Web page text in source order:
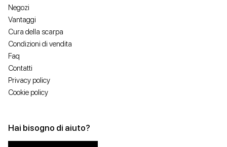
Negozi
Vantaggi
Cura della scarpa
Condizioni di vendita
Faq
Contatti
Privacy policy
Cookie policy
Hai bisogno di aiuto?